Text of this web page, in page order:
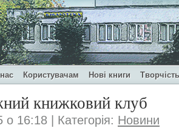
Користувачам Нові книги
книжковий клуб
о 16:18 | Категорія: Новини